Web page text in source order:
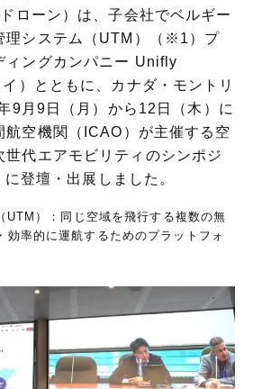
ローン）は、子会社でベルギー
理システム（UTM）（※1）プ
ィングカンパニー Unifly
）とともに、カナダ・モントリ
9月9日（月）から12日（木）に
航空機関（ICAO）が主催する空
代エアモビリティのシンポジ
登壇・出展しました。
）：同じ空域を飛行する複数の無
効率的に運航するためのプラットフォ